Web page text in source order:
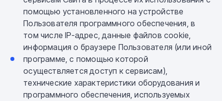
помощью установленного на устройстве
Пользователя программного обеспечения, в
том числе IP-адрес, данные файлов cookie,
информация о браузере Пользователя (или иной
программе, с помощью которой
осуществляется доступ к сервисам),
технические характеристики оборудования и
программного обеспечения, используемых